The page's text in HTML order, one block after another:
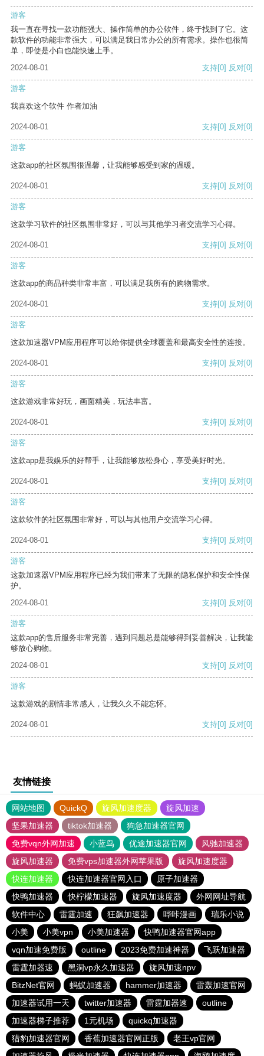
游客
我一直在寻找一款功能强大、操作简单的办公软件，终于找到了它。这
款软件的功能非常强大，可以满足我日常办公的所有需求。操作也很简
单，即使是小白也能快速上手。
2024-08-01
支持[0] 反对[0]
游客
我喜欢这个软件 作者加油
2024-08-01 支持[0] 反对[0]
游客
这款app的社区氛围很温馨，让我能够感受到家的温暖。
2024-08-01 支持[0] 反对[0]
游客
这款学习软件的社区氛围非常好，可以与其他学习者交流学习心得。
2024-08-01 支持[0] 反对[0]
游客
这款app的商品种类非常丰富，可以满足我所有的购物需求。
2024-08-01 支持[0] 反对[0]
游客
这款加速器VPM应用程序可以给你提供全球覆盖和最高安全性的连接。
2024-08-01 支持[0] 反对[0]
游客
这款游戏非常好玩，画面精美，玩法丰富。
2024-08-01 支持[0] 反对[0]
游客
这款app是我娱乐的好帮手，让我能够放松身心，享受美好时光。
2024-08-01 支持[0] 反对[0]
游客
这款软件的社区氛围非常好，可以与其他用户交流学习心得。
2024-08-01 支持[0] 反对[0]
游客
这款加速器VPM应用程序已经为我们带来了无限的隐私保护和安全性保
护。
2024-08-01
支持[0] 反对[0]
游客
这款app的售后服务非常完善，遇到问题总是能够得到妥善解决，让我能
够放心购物。
2024-08-01
支持[0] 反对[0]
游客
这款游戏的剧情非常感人，让我久久不能忘怀。
2024-08-01 支持[0] 反对[0]
友情链接
网站地图 QuickQ 旋风加速度器
旋风加速
坚果加速器
tiktok加速器
狗急加速器官网
免费vqn外网加速
小蓝鸟 优途加速器官网
风驰加速器
旋风加速器
免费vps加速器外网苹果版
旋风加速度器
快连加速器
快连加速器官网入口
原子加速器
快鸭加速器
快柠檬加速器 旋风加速度器
外网网址导航
软件中心
雷霆加速 狂飙加速器 哔咔漫画
瑞乐小说
小美
小美vpn 小美加速器
快鸭加速器官网app
vqn加速免费版
outline 2023免费加速神器
飞跃加速器
雷霆加器速
黑洞vp永久加速器
旋风加速npv
BitzNet官网
蚂蚁加速器 hammer加速器
雷轰加速官网
加速器试用一天
twitter加速器 雷霆加器速
outline
加速器梯子推荐
1元机场
quickq加速器
猎豹加速器官网
香蕉加速器官网正版
老王vp官网